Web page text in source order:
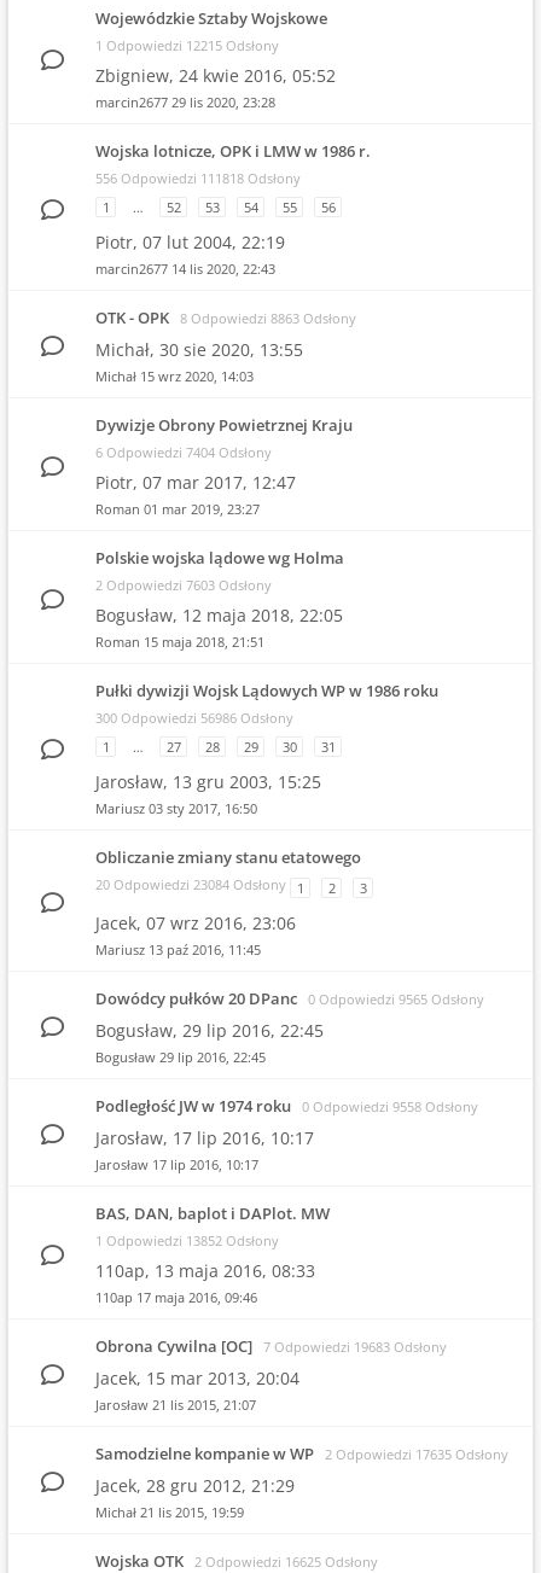
Wojewódzkie Sztaby Wojskowe
1 Odpowiedzi 12215 Odsłony
Zbigniew, 24 kwie 2016, 05:52
marcin2677 29 lis 2020, 23:28
Wojska lotnicze, OPK i LMW w 1986 r.
556 Odpowiedzi 111818 Odsłony
1
… 52 53 54 55 56
Piotr, 07 lut 2004, 22:19
marcin2677 14 lis 2020, 22:43
OTK - OPK 8 Odpowiedzi 8863 Odsłony
Michał, 30 sie 2020, 13:55
Michał 15 wrz 2020, 14:03
Dywizje Obrony Powietrznej Kraju
6 Odpowiedzi 7404 Odsłony
Piotr, 07 mar 2017, 12:47
Roman 01 mar 2019, 23:27
Polskie wojska lądowe wg Holma
2 Odpowiedzi 7603 Odsłony
Bogusław, 12 maja 2018, 22:05
Roman 15 maja 2018, 21:51
Pułki dywizji Wojsk Lądowych WP w 1986 roku
300 Odpowiedzi 56986 Odsłony
1
… 27 28 29 30 31
Jarosław, 13 gru 2003, 15:25
Mariusz 03 sty 2017, 16:50
Obliczanie zmiany stanu etatowego
20 Odpowiedzi 23084 Odsłony 1 2 3
Jacek, 07 wrz 2016, 23:06
Mariusz 13 paź 2016, 11:45
Dowódcy pułków 20 DPanc 0 Odpowiedzi 9565 Odsłony
Bogusław, 29 lip 2016, 22:45
Bogusław 29 lip 2016, 22:45
Podległość JW w 1974 roku 0 Odpowiedzi 9558 Odsłony
Jarosław, 17 lip 2016, 10:17
Jarosław 17 lip 2016, 10:17
BAS, DAN, baplot i DAPlot. MW
1 Odpowiedzi 13852 Odsłony
110ap, 13 maja 2016, 08:33
110ap 17 maja 2016, 09:46
Obrona Cywilna [OC] 7 Odpowiedzi 19683 Odsłony
Jacek, 15 mar 2013, 20:04
Jarosław 21 lis 2015, 21:07
Samodzielne kompanie w WP 2 Odpowiedzi 17635 Odsłony
Jacek, 28 gru 2012, 21:29
Michał 21 lis 2015, 19:59
Wojska OTK 2 Odpowiedzi 16625 Odsłony